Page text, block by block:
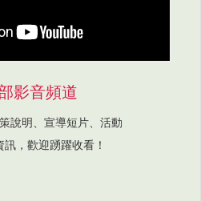
影音頻道
說明、宣導短片、活動
，歡迎踴躍收看！